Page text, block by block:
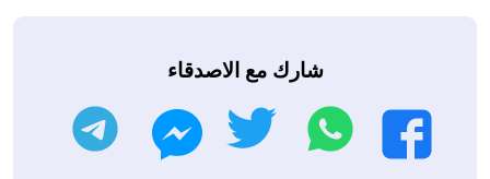
شارك مع الاصدقاء
فيسبوك
واتساب تويتر ماسنجر